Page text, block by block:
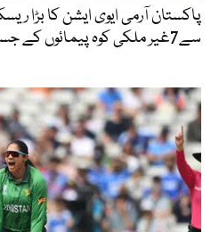
پاکستان آرمی ایوی ایشن کا بڑا
سے7غیر ملکی کوہ پیمائوں کے جسد خاکی برآمد